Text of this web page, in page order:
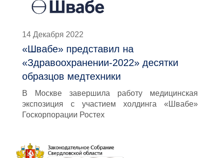
14 Декабря 2022
«Швабе» представил на
«Здравоохранении-2022» десятки
образцов медтехники
В Москве завершила работу медицинская
экспозиция с участием холдинга «Швабе»
Госкорпорации Ростех